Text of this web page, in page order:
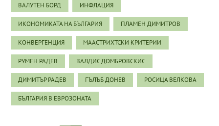
ВАЛУТЕН БОРД ИНФЛАЦИЯ
ИКОНОМИКАТА НА БЪЛГАРИЯ ПЛАМЕН ДИМИТРОВ
КОНВЕРГЕНЦИЯ МААСТРИХТСКИ КРИТЕРИИ
РУМЕН РАДЕВ ВАЛДИС ДОМБРОВСКИС
ДИМИТЪР РАДЕВ ГЪЛЪБ ДОНЕВ РОСИЦА ВЕЛКОВА
БЪЛГАРИЯ В ЕВРОЗОНАТА